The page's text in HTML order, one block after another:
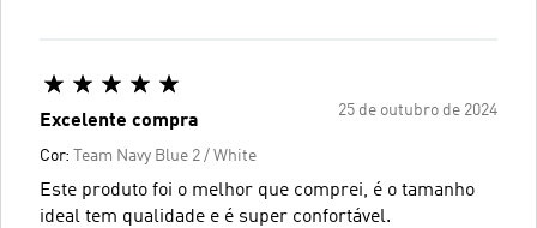
25 de outubro de 2024
Excelente compra
Cor: Team Navy Blue 2 / White
Este produto foi o melhor que comprei, é o tamanho
ideal tem qualidade e é super confortável.